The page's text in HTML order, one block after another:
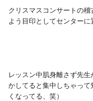
クリスマスコンサートの
よう目印としてセンターに
レッスン中肌身離さず先
かしてると集中しちゃっ
くなってる、笑）